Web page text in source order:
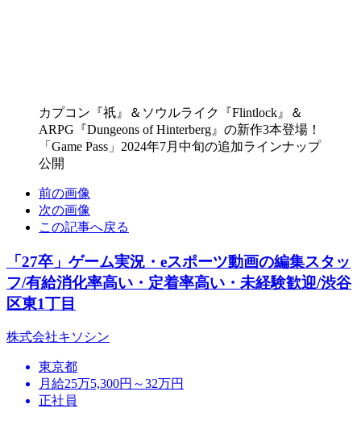
カプコン『祇』＆ソウルライク『Flintlock』＆
ARPG『Dungeons of Hinterberg』の新作3本登場！
「Game Pass」2024年7月中旬の追加ラインナップ
公開
前の画像
次の画像
この記事へ戻る
「27卒」ゲーム実況・eスポーツ動画の編集スタッ
フ/有給消化率高い・定着率高い・未経験歓迎/渋谷
区東1丁目
株式会社キソシン
東京都
月給25万5,300円～32万円
正社員